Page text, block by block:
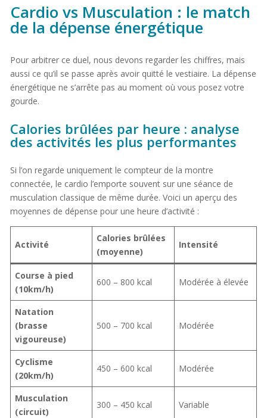
Cardio vs Musculation : le match
de la dépense énergétique
Pour arbitrer ce duel, nous devons regarder les chiffres, mais
aussi ce qu’il se passe après avoir quitté le vestiaire. La dépense
énergétique ne s’arrête pas au moment où vous posez votre
gourde.
Calories brûlées par heure : analyse
des activités les plus performantes
Si l’on regarde uniquement le compteur de la montre
connectée, le cardio l’emporte souvent sur une séance de
musculation classique de même durée. Voici un aperçu des
moyennes de dépense pour une heure d’activité :
Activité
Calories brûlées
(moyenne)
Intensité
Course à pied
(10km/h)
600 – 800 kcal Modérée à élevée
Natation
(brasse
vigoureuse)
500 – 700 kcal Modérée
Cyclisme
(20km/h)
450 – 600 kcal Modérée
Musculation
(circuit)
300 – 450 kcal Variable